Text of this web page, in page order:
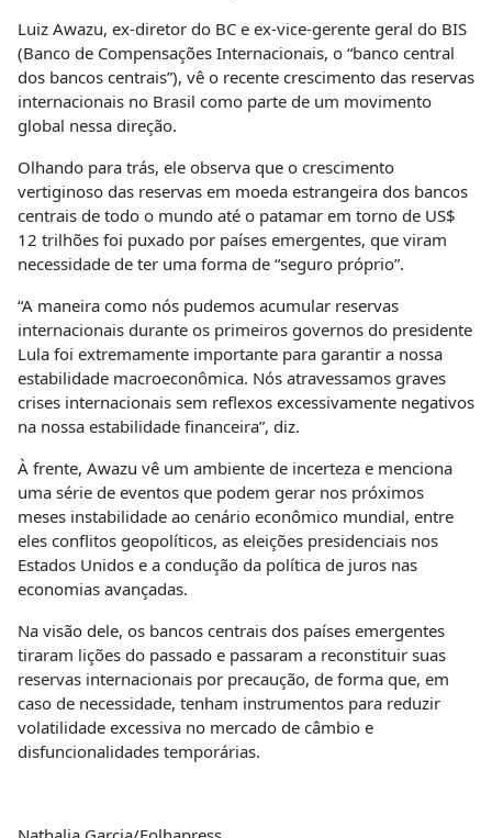
Luiz Awazu, ex-diretor do BC e ex-vice-gerente geral do BIS
(Banco de Compensações Internacionais, o “banco central
dos bancos centrais”), vê o recente crescimento das reservas
internacionais no Brasil como parte de um movimento
global nessa direção.
Olhando para trás, ele observa que o crescimento
vertiginoso das reservas em moeda estrangeira dos bancos
centrais de todo o mundo até o patamar em torno de US$
12 trilhões foi puxado por países emergentes, que viram
necessidade de ter uma forma de “seguro próprio”.
“A maneira como nós pudemos acumular reservas
internacionais durante os primeiros governos do presidente
Lula foi extremamente importante para garantir a nossa
estabilidade macroeconômica. Nós atravessamos graves
crises internacionais sem reflexos excessivamente negativos
na nossa estabilidade financeira”, diz.
À frente, Awazu vê um ambiente de incerteza e menciona
uma série de eventos que podem gerar nos próximos
meses instabilidade ao cenário econômico mundial, entre
eles conflitos geopolíticos, as eleições presidenciais nos
Estados Unidos e a condução da política de juros nas
economias avançadas.
Na visão dele, os bancos centrais dos países emergentes
tiraram lições do passado e passaram a reconstituir suas
reservas internacionais por precaução, de forma que, em
caso de necessidade, tenham instrumentos para reduzir
volatilidade excessiva no mercado de câmbio e
disfuncionalidades temporárias.